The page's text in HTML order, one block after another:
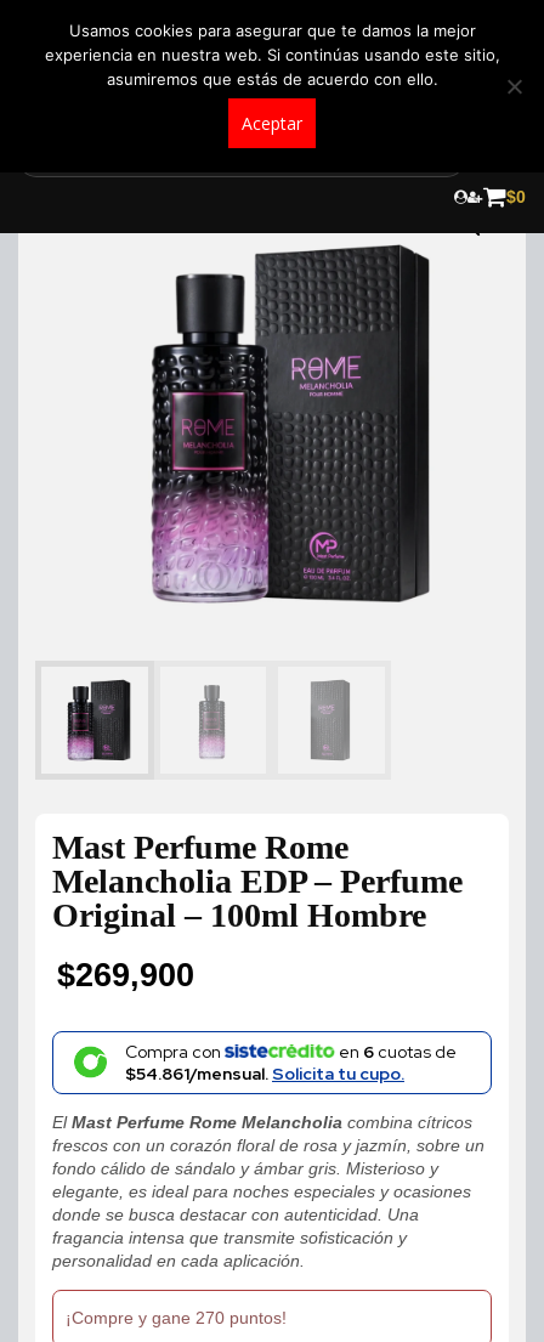
$0
Mast Perfume Rome
Melancholia EDP – Perfume
Original – 100ml Hombre
$269,900
Compra con en 6cuotas de
$54.861/mensual.Solicita tu cupo.
ElMast Perfume Rome Melancholia combina cítricos
frescos con un corazón floral de rosa y jazmín, sobre un
fondo cálido de sándalo y ámbar gris. Misterioso y
elegante, es ideal para noches especiales y ocasiones
donde se busca destacar con autenticidad. Una
fragancia intensa que transmite sofisticación y
personalidad en cada aplicación.
¡Compre y gane 270 puntos!
Usamos cookies para asegurar que te damos la mejor
experiencia en nuestra web. Si continúas usando este sitio,
asumiremos que estás de acuerdo con ello.
Aceptar